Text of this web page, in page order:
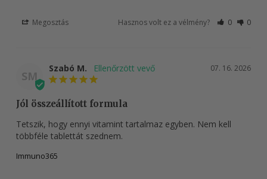
Megosztás Hasznos volt ez a vélmény? 0 0
SM
07. 16. 2026
Szabó M.
Jól összeállított formula
Tetszik, hogy ennyi vitamint tartalmaz egyben. Nem kell
többféle tablettát szednem.
Immuno365